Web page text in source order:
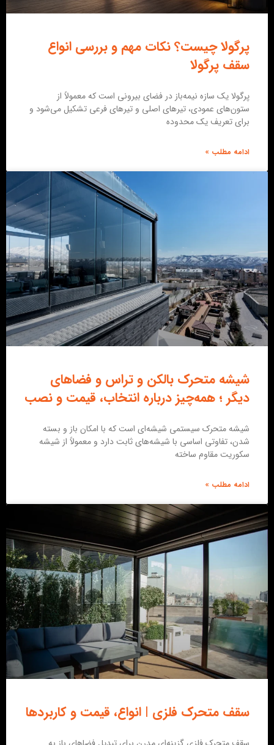
پرگولا چیست؟ نکات مهم و بررسی انواع
سقف پرگولا
پرگولا یک سازه نیمه‌باز در فضای بیرونی است که معمولاً از
ستون‌های عمودی، تیرهای اصلی و تیرهای فرعی تشکیل می‌شود و
برای تعریف یک محدوده
ادامه مطلب »
شیشه متحرک بالکن و تراس و فضاهای
دیگر ؛ همه‌چیز درباره انتخاب، قیمت و نصب
شیشه متحرک سیستمی شیشه‌ای است که با امکان باز و بسته
شدن، تفاوتی اساسی با شیشه‌های ثابت دارد و معمولاً از شیشه
سکوریت مقاوم ساخته
ادامه مطلب »
سقف متحرک فلزی | انواع، قیمت و کاربردها